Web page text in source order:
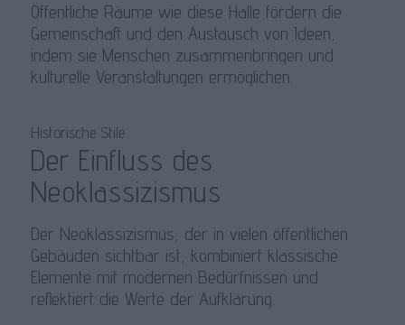
Öffentliche Räume wie diese Halle fördern die
Gemeinschaft und den Austausch von Ideen,
indem sie Menschen zusammenbringen und
kulturelle Veranstaltungen ermöglichen.
Historische Stile
Der Einfluss des
Neoklassizismus
Der Neoklassizismus, der in vielen öffentlichen
Gebäuden sichtbar ist, kombiniert klassische
Elemente mit modernen Bedürfnissen und
reflektiert die Werte der Aufklärung.